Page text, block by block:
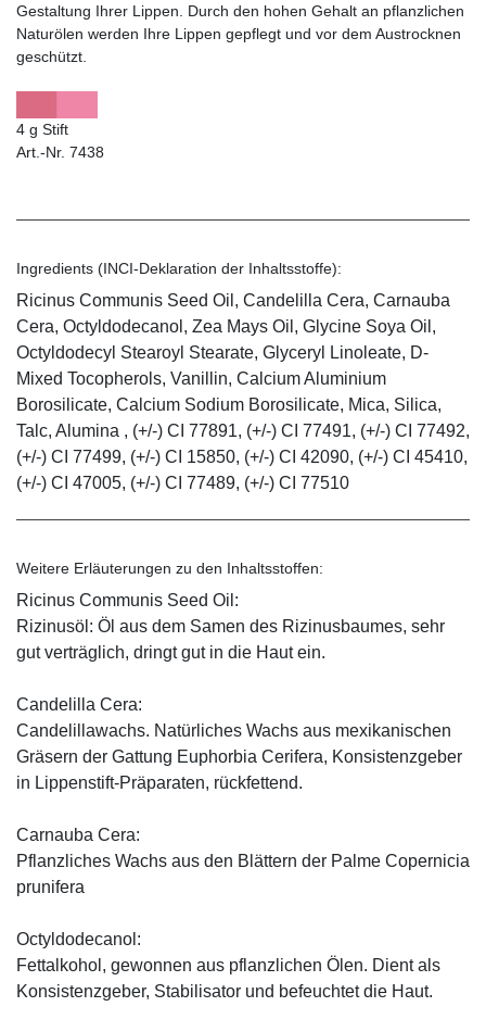
Gestaltung Ihrer Lippen. Durch den hohen Gehalt an pflanzlichen
Naturölen werden Ihre Lippen gepflegt und vor dem Austrocknen
geschützt.
4 g Stift
Art.-Nr. 7438
Ingredients (INCI-Deklaration der Inhaltsstoffe):
Ricinus Communis Seed Oil, Candelilla Cera, Carnauba
Cera, Octyldodecanol, Zea Mays Oil, Glycine Soya Oil,
Octyldodecyl Stearoyl Stearate, Glyceryl Linoleate, D-
Mixed Tocopherols, Vanillin, Calcium Aluminium
Borosilicate, Calcium Sodium Borosilicate, Mica, Silica,
Talc, Alumina , (+/-) CI 77891, (+/-) CI 77491, (+/-) CI 77492,
(+/-) CI 77499, (+/-) CI 15850, (+/-) CI 42090, (+/-) CI 45410,
(+/-) CI 47005, (+/-) CI 77489, (+/-) CI 77510
Weitere Erläuterungen zu den Inhaltsstoffen:
Ricinus Communis Seed Oil:
Rizinusöl: Öl aus dem Samen des Rizinusbaumes, sehr
gut verträglich, dringt gut in die Haut ein.
Candelilla Cera:
Candelillawachs. Natürliches Wachs aus mexikanischen
Gräsern der Gattung Euphorbia Cerifera, Konsistenzgeber
in Lippenstift-Präparaten, rückfettend.
Carnauba Cera:
Pflanzliches Wachs aus den Blättern der Palme Copernicia
prunifera
Octyldodecanol:
Fettalkohol, gewonnen aus pflanzlichen Ölen. Dient als
Konsistenzgeber, Stabilisator und befeuchtet die Haut.